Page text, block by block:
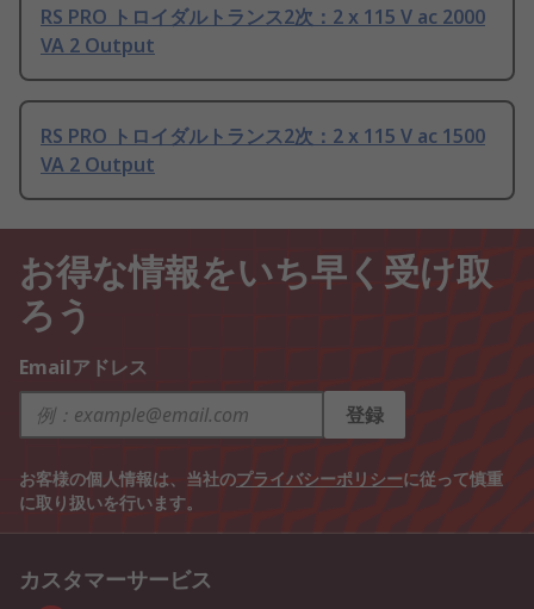
RS PRO トロイダルトランス2次：2 x 115 V ac 2000
VA 2 Output
RS PRO トロイダルトランス2次：2 x 115 V ac 1500
VA 2 Output
お得な情報をいち早く受け取
ろう
Emailアドレス
登録
お客様の個人情報は、当社のプライバシーポリシーに従って慎重
に取り扱いを行います。
カスタマーサービス